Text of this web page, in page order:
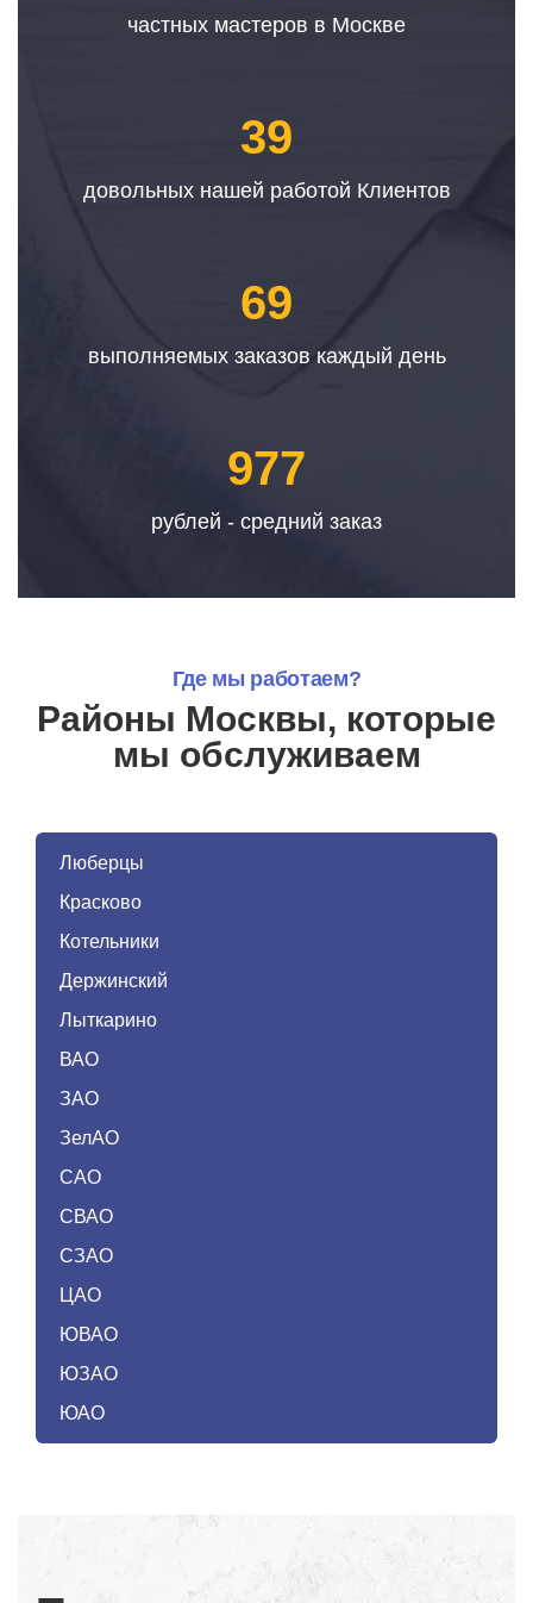
частных мастеров в Москве
39
довольных нашей работой Клиентов
69
выполняемых заказов каждый день
977
рублей - средний заказ
Где мы работаем?
Районы Москвы, которые
мы обслуживаем
Люберцы
Красково
Котельники
Держинский
Лыткарино
ВАО
ЗАО
ЗелАО
САО
СВАО
СЗАО
ЦАО
ЮВАО
ЮЗАО
ЮАО